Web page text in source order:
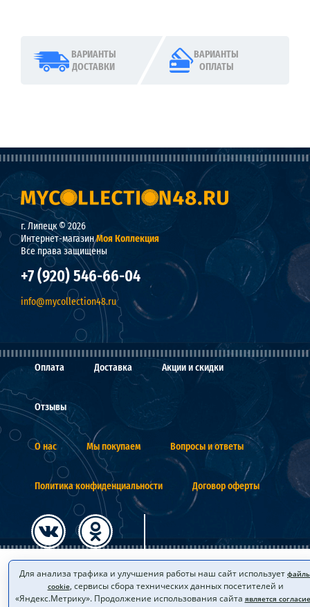
ВАРИАНТЫ
ДОСТАВКИ
ВАРИАНТЫ
ОПЛАТЫ
г. Липецк © 2026
Интернет-магазинМоя Коллекция
Все права защищены
+7 (920) 546-66-04
info@mycollection48.ru
Оплата Доставка Акции и скидки
Отзывы
О нас Мы покупаем Вопросы и ответы
Политика конфиденциальности Договор оферты
Для анализа трафика и улучшения работы наш сайт использует
cookie, сервисы сбора технических данных посетителей и
«Яндекс.Метрику». Продолжение использования сайта является